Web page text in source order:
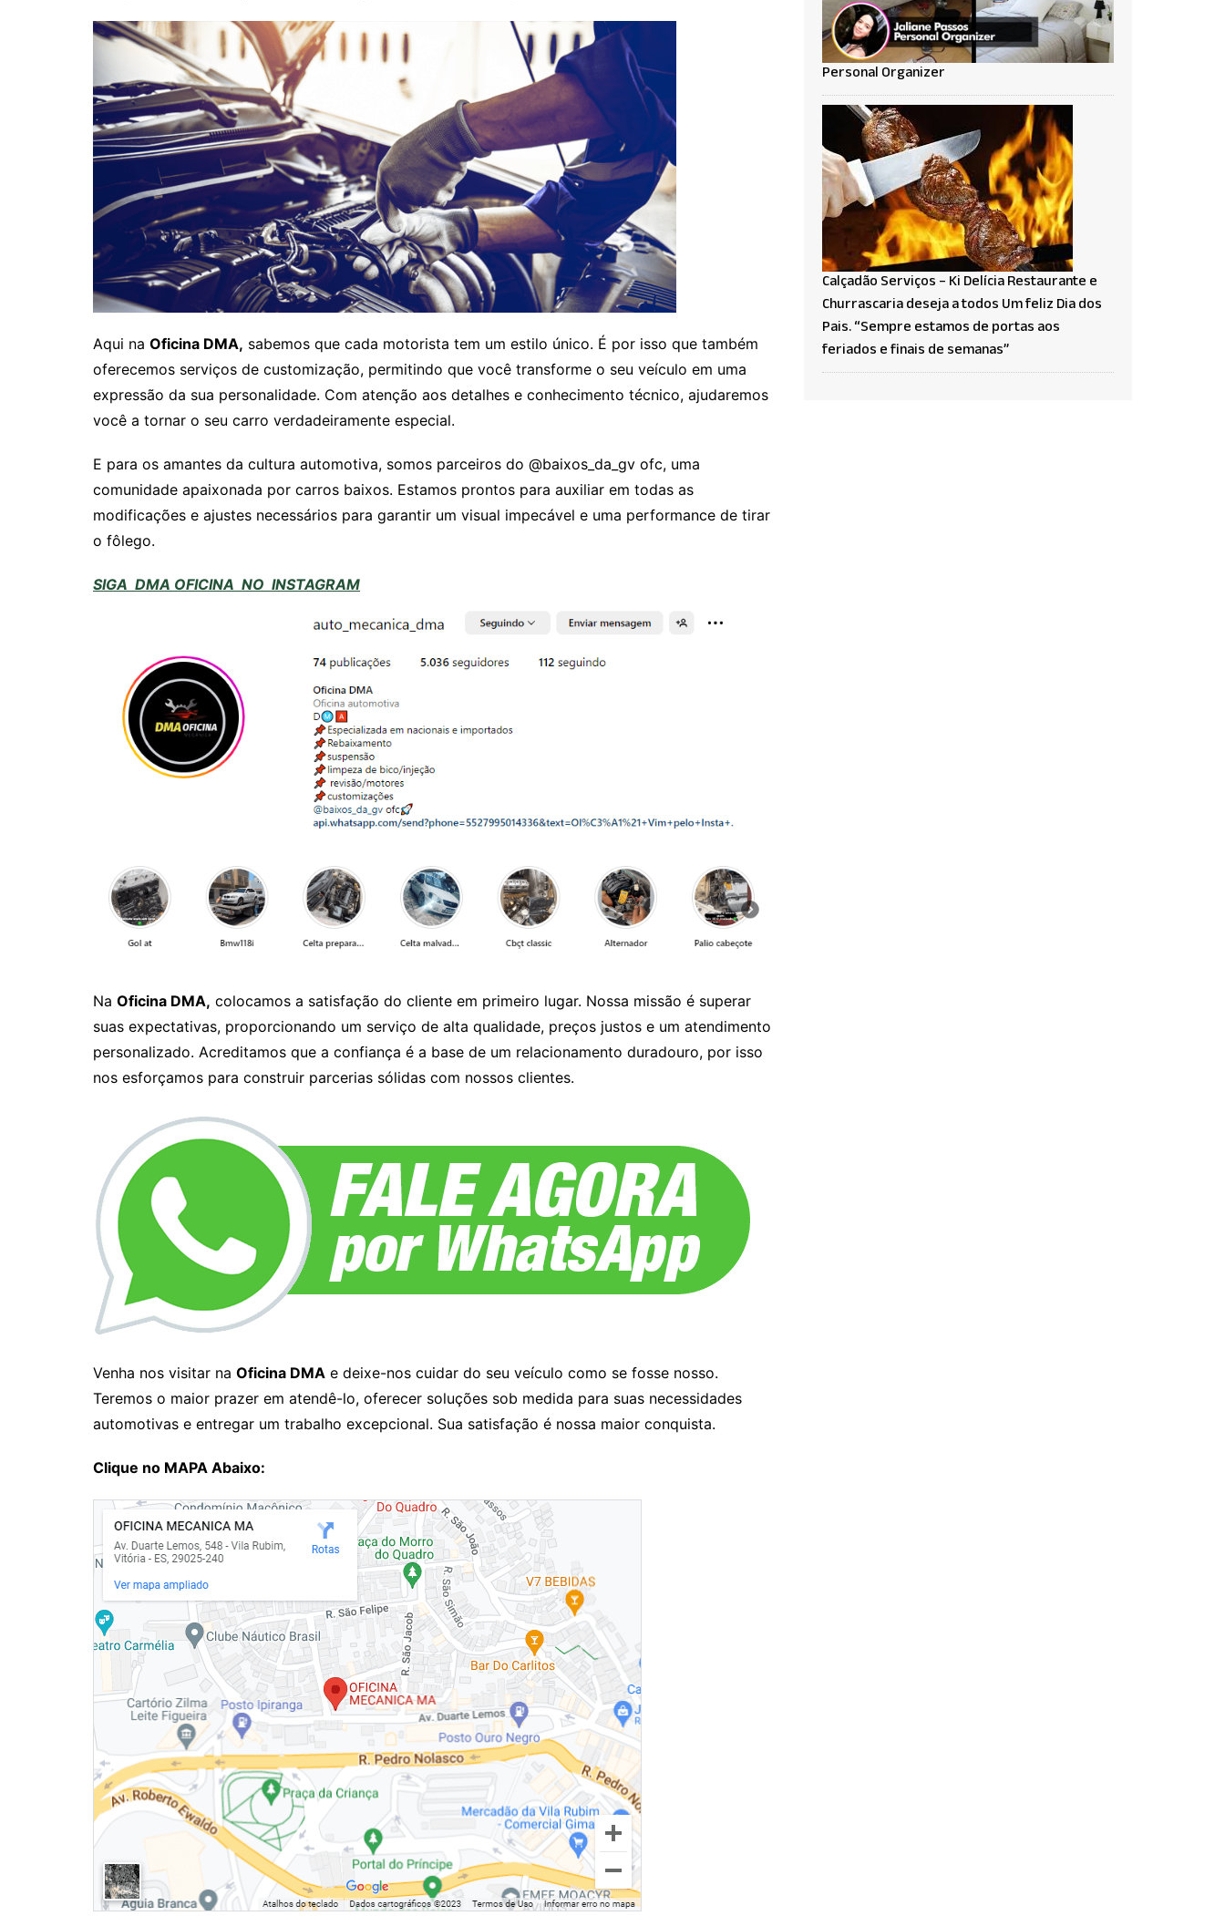
Aqui na Oficina DMA, sabemos que cada motorista tem um estilo único. É por isso que também
oferecemos serviços de customização, permitindo que você transforme o seu veículo em uma
expressão da sua personalidade. Com atenção aos detalhes e conhecimento técnico, ajudaremos
você a tornar o seu carro verdadeiramente especial.
E para os amantes da cultura automotiva, somos parceiros do @baixos_da_gv ofc, uma
comunidade apaixonada por carros baixos. Estamos prontos para auxiliar em todas as
modificações e ajustes necessários para garantir um visual impecável e uma performance de tirar
o fôlego.
SIGA DMA OFICINA NO INSTAGRAM
Na Oficina DMA, colocamos a satisfação do cliente em primeiro lugar. Nossa missão é superar
suas expectativas, proporcionando um serviço de alta qualidade, preços justos e um atendimento
personalizado. Acreditamos que a confiança é a base de um relacionamento duradouro, por isso
nos esforçamos para construir parcerias sólidas com nossos clientes.
Venha nos visitar na Oficina DMA e deixe-nos cuidar do seu veículo como se fosse nosso.
Teremos o maior prazer em atendê-lo, oferecer soluções sob medida para suas necessidades
automotivas e entregar um trabalho excepcional. Sua satisfação é nossa maior conquista.
Clique no MAPA Abaixo:
Personal Organizer
Calçadão Serviços – Ki Delícia Restaurante e
Churrascaria deseja a todos Um feliz Dia dos
Pais. “Sempre estamos de portas aos
feriados e finais de semanas”